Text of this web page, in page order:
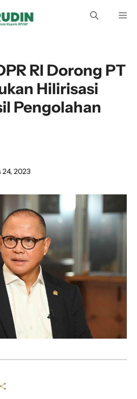
RI Dorong PT
Hilirisasi
Pengolahan
24, 2023